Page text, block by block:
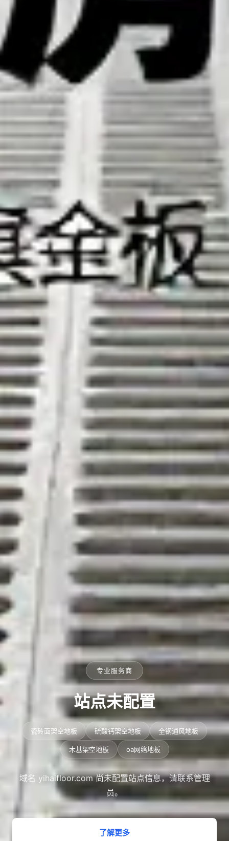
专业服务商
站点未配置
瓷砖面架空地板 硫酸钙架空地板 全钢通风地板
木基架空地板 oa网络地板
域名 yihaifloor.com 尚未配置站点信息，请联系管理
员。
了解更多